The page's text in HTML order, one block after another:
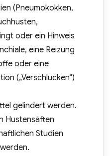
(Pneumokokken,
oder ein Hinweis
eine Reizung
oder eine
(„Verschlucken“)
gelindert werden.
Hustensäften
Studien